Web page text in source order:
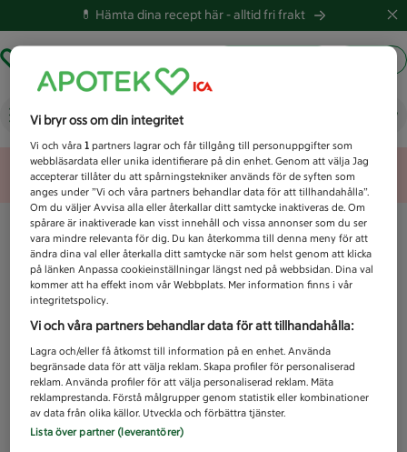
💊 Hämta dina recept här -alltid fri frakt
Vad letar du efter idag?
Unknown error
Vi bryr oss om din integritet
Vi och våra1 partners lagrar och får tillgång till personuppgifter som
webbläsardata eller unika identifierare på din enhet. Genom att välja Jag
accepterar tillåter du att spårningstekniker används för de syften som
anges under ”Vi och våra partners behandlar data för att tillhandahålla”.
Om du väljer Avvisa alla eller återkallar ditt samtycke inaktiveras de. Om
spårare är inaktiverade kan visst innehåll och vissa annonser som du ser
vara mindre relevanta för dig. Du kan återkomma till denna meny för att
ändra dina val eller återkalla ditt samtycke när som helst genom att klicka
på länken Anpassa cookieinställningar längst ned på webbsidan. Dina val
kommer att ha effekt inom vår Webbplats. Mer information finns i vår
integritetspolicy.
Vi och våra partners behandlar data för att tillhandahålla:
Lagra och/eller få åtkomst till information på en enhet. Använda
begränsade data för att välja reklam. Skapa profiler för personaliserad
reklam. Använda profiler för att välja personaliserad reklam. Mäta
reklamprestanda. Förstå målgrupper genom statistik eller kombinationer
av data från olika källor. Utveckla och förbättra tjänster.
Lista över partner (leverantörer)